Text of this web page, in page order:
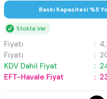
Baskı Kapasitesi %5
Stokta Var
Fiyatı :
Fiyatı
:
KDV Dahil Fiyat
:
EFT-Havale Fiyat
: